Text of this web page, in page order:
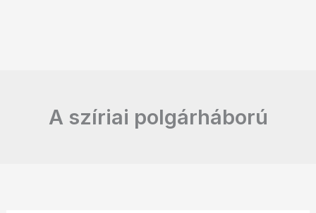
A szíriai polgárháború